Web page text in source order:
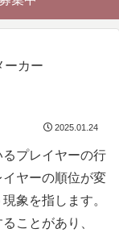
ーカー
2025.01.24
プレイヤーの行
ヤーの順位が変
象を指します。
ことがあり、